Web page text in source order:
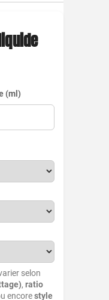
(ml)
selon
,ratio
encorestyle